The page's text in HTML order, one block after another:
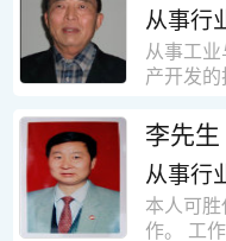
有：广东
工程，
栋9000
场；一栋
框架结
程。30
建筑行
收购重
论文在
的执业经
和非诉讼
律师一贯
合法权
的永恒
从事行
从事工
产开发
最高26
深厚，
计算工作
工技术
决算、资
李先生
从事行
本人可
作。 工